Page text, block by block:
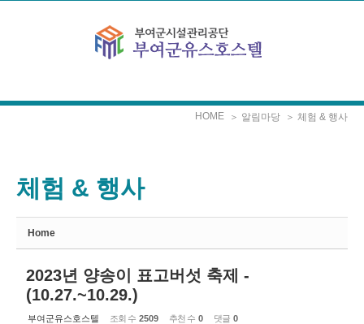
HOME ＞ 알림마당 ＞ 체험 & 행사
체험 & 행사
Home
2023년 양송이 표고버섯 축제 -
(10.27.~10.29.)
부여군유스호스텔 조회 수 2509 추천 수 0 댓글 0